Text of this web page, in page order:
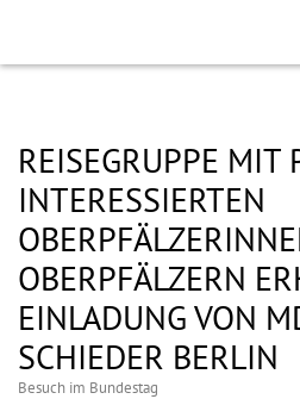
REISEGRUPPE MIT
INTERESSIERTEN
OBERPFÄLZERN
EINLADUNG VON
SCHIEDER BERLIN
Besuch im Bundestag